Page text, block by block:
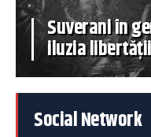
Suverani în
iluzia
Social Network